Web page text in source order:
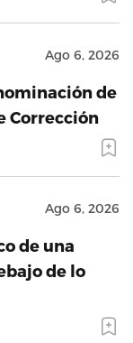
Ago 6, 2026
de
Corrección
Ago 6, 2026
de una
de lo